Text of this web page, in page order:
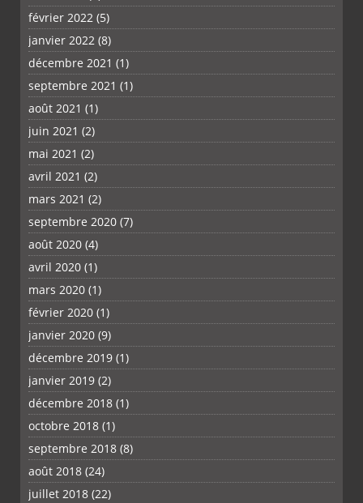
février 2022 (5)
janvier 2022 (8)
décembre 2021 (1)
septembre 2021 (1)
août 2021 (1)
juin 2021 (2)
mai 2021 (2)
avril 2021 (2)
mars 2021 (2)
septembre 2020 (7)
août 2020 (4)
avril 2020 (1)
mars 2020 (1)
février 2020 (1)
janvier 2020 (9)
décembre 2019 (1)
janvier 2019 (2)
décembre 2018 (1)
octobre 2018 (1)
septembre 2018 (8)
août 2018 (24)
juillet 2018 (22)